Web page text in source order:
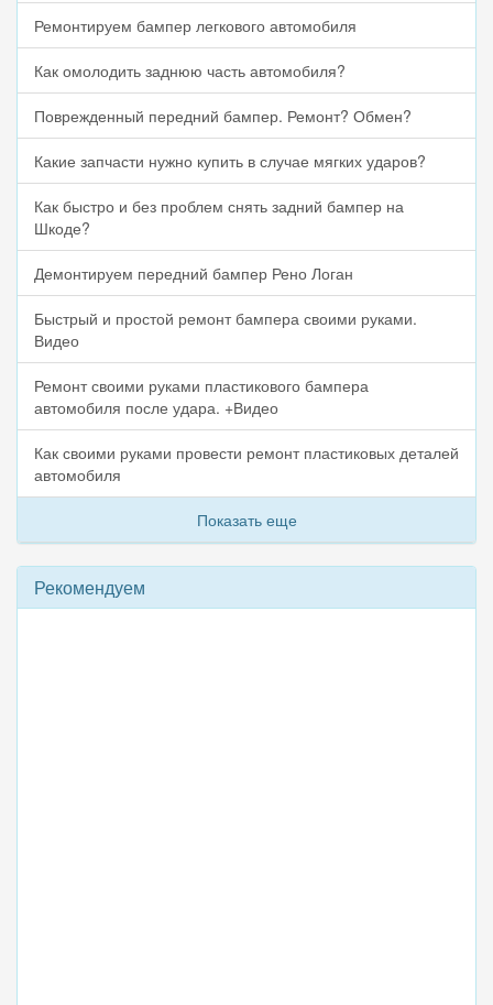
Ремонтируем бампер легкового автомобиля
Как омолодить заднюю часть автомобиля?
Поврежденный передний бампер. Ремонт? Обмен?
Какие запчасти нужно купить в случае мягких ударов?
Как быстро и без проблем снять задний бампер на
Шкоде?
Демонтируем передний бампер Рено Логан
Быстрый и простой ремонт бампера своими руками.
Видео
Ремонт своими руками пластикового бампера
автомобиля после удара. +Видео
Как своими руками провести ремонт пластиковых деталей
автомобиля
Показать еще
Рекомендуем